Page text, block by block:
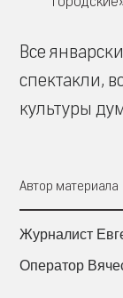
Все
спектакли,
культуры
Автор материала
Журналист
Оператор